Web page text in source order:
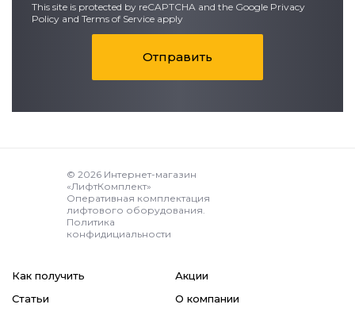
This site is protected by reCAPTCHA and the Google Privacy
Policy and Terms of Service apply
Отправить
© 2026 Интернет-магазин
«ЛифтКомплект»
Оперативная комплектация
лифтового оборудования.
Политика
конфидициальности
Как получить
Акции
Статьи
О компании